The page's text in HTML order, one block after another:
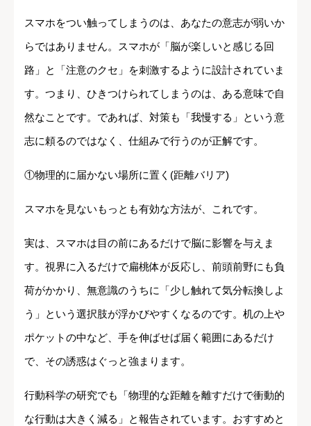
スマホをつい触ってしまうのは、あなたの意志が弱いか
らではありません。スマホが「脳が楽しいと感じる回
路」と「注意のクセ」を刺激するように設計されていま
す。つまり、ひきつけられてしまうのは、ある意味で自
然なことです。であれば、対策も「我慢する」という意
志に頼るのではなく、仕組みで行うのが正解です。
①物理的に届かない場所に置く(距離バリア)
スマホを見ないもっとも有効な方法が、これです。
実は、スマホは目の前にあるだけで脳に影響を与えま
す。視界に入るだけで扁桃体が反応し、前頭前野にも負
荷がかかり、無意識のうちに「少し触れて気分転換しよ
う」という選択肢が浮かびやすくなるのです。机の上や
ポケットの中など、手を伸ばせば届く範囲にあるだけ
で、その誘惑はぐっと強まります。
行動科学の研究でも「物理的な距離を離すだけで衝動的
な行動は大きく減る」と報告されています。おすすめと